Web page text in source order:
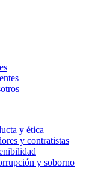
y ética
y contratistas
y soborno